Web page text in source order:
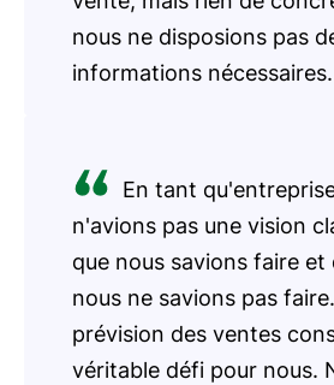
nous ne disposions pas
informations nécessaires.
En tant
n'avions pas une vision
que nous savions faire et
nous ne savions pas
prévision des ventes
véritable défi pour nous.